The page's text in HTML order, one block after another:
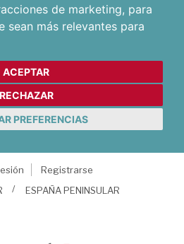
de marketing, para
sean más relevantes para
ACEPTAR
RECHAZAR
PREFERENCIAS
Registrarse
ESPAÑA PENINSULAR